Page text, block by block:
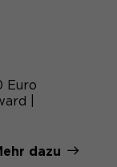
Euro
|
dazu